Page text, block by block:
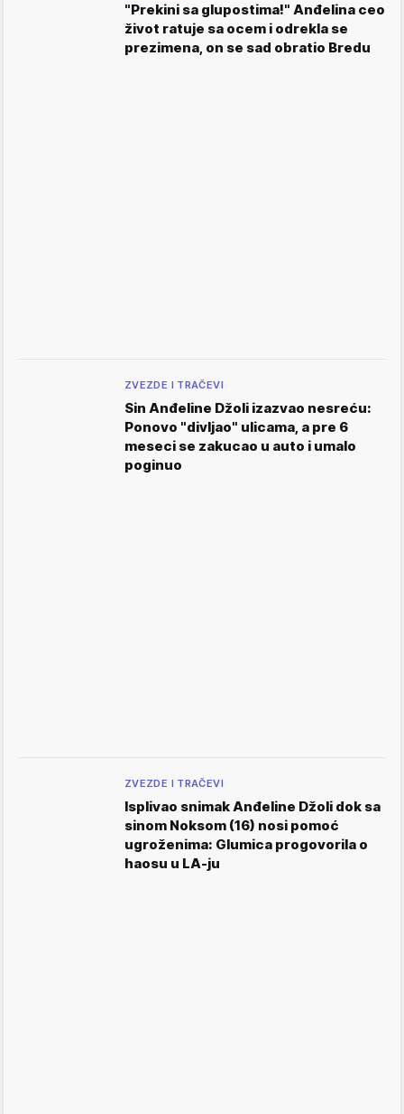
"Prekini sa glupostima!" Anđelina ceo
život ratuje sa ocem i odrekla se
prezimena, on se sad obratio Bredu
ZVEZDE I TRAČEVI
Sin Anđeline Džoli izazvao nesreću:
Ponovo "divljao" ulicama, a pre 6
meseci se zakucao u auto i umalo
poginuo
ZVEZDE I TRAČEVI
Isplivao snimak Anđeline Džoli dok sa
sinom Noksom (16) nosi pomoć
ugroženima: Glumica progovorila o
haosu u LA-ju